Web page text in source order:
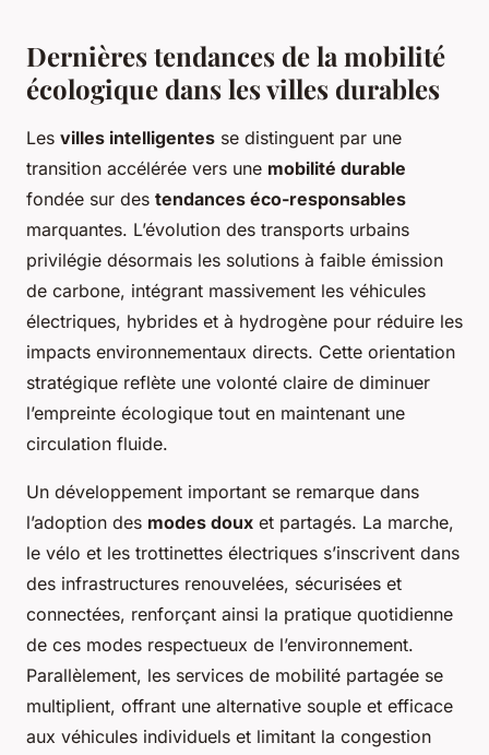
Dernières tendances de la mobilité
écologique dans les villes durables
Les villes intelligentes se distinguent par une
transition accélérée vers une mobilité durable
fondée sur des tendances éco-responsables
marquantes. L’évolution des transports urbains
privilégie désormais les solutions à faible émission
de carbone, intégrant massivement les véhicules
électriques, hybrides et à hydrogène pour réduire les
impacts environnementaux directs. Cette orientation
stratégique reflète une volonté claire de diminuer
l’empreinte écologique tout en maintenant une
circulation fluide.
Un développement important se remarque dans
l’adoption des modes doux et partagés. La marche,
le vélo et les trottinettes électriques s’inscrivent dans
des infrastructures renouvelées, sécurisées et
connectées, renforçant ainsi la pratique quotidienne
de ces modes respectueux de l’environnement.
Parallèlement, les services de mobilité partagée se
multiplient, offrant une alternative souple et efficace
aux véhicules individuels et limitant la congestion